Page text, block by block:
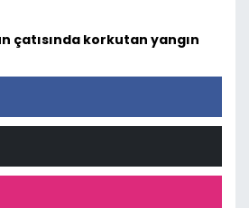
çatısında korkutan yangın